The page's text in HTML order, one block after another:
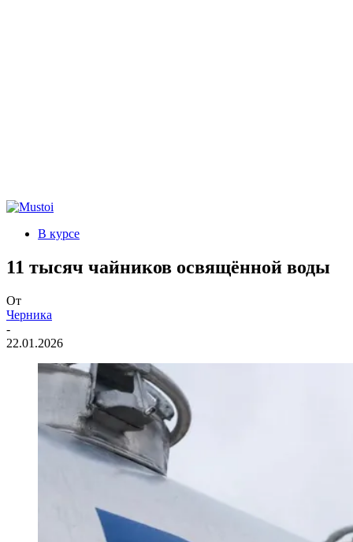
В курсе
11 тысяч чайников освящённой воды
От
Черника
-
22.01.2026